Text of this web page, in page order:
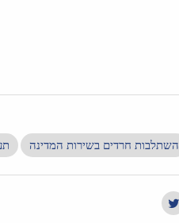
השתלבות חרדים בשירות המדינה